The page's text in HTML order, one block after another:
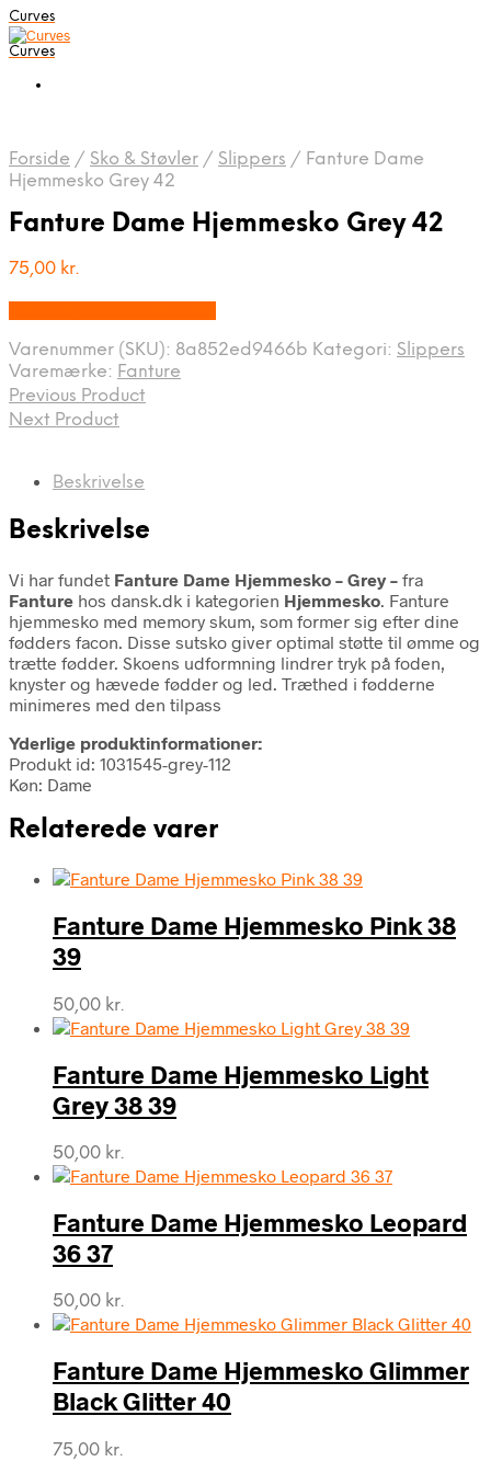
Curves
Curves
Forside / Sko & Støvler / Slippers / Fanture Dame
Hjemmesko Grey 42
Fanture Dame Hjemmesko Grey 42
75,00 kr.
Varenummer (SKU): 8a852ed9466b Kategori: Slippers
Varemærke: Fanture
Previous Product
Next Product
Beskrivelse
Beskrivelse
Vi har fundet Fanture Dame Hjemmesko – Grey – fra
Fanture hos dansk.dk i kategorien Hjemmesko. Fanture
hjemmesko med memory skum, som former sig efter dine
fødders facon. Disse sutsko giver optimal støtte til ømme og
trætte fødder. Skoens udformning lindrer tryk på foden,
knyster og hævede fødder og led. Træthed i fødderne
minimeres med den tilpass
Yderlige produktinformationer:
Produkt id: 1031545-grey-112
Køn: Dame
Relaterede varer
Fanture Dame Hjemmesko Pink 38
39
50,00 kr.
Fanture Dame Hjemmesko Light
Grey 38 39
50,00 kr.
Fanture Dame Hjemmesko Leopard
36 37
50,00 kr.
Fanture Dame Hjemmesko Glimmer
Black Glitter 40
75,00 kr.